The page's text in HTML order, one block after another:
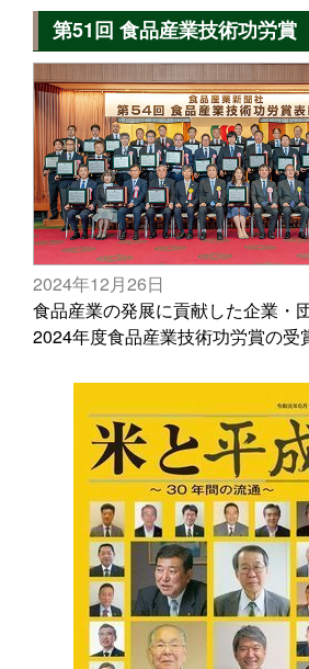
第51回 食品産業技術功労賞
2024年12月26日
食品産業の発展に貢献した企業・
2024年度食品産業技術功労賞の受